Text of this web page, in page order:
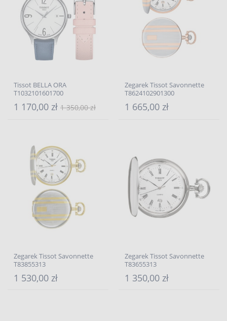
Tissot BELLA ORA
T1032101601700
1 170,00 zł 1 350,00 zł
Zegarek Tissot Savonnette
T8624102901300
1 665,00 zł
Zegarek Tissot Savonnette
T83855313
1 530,00 zł
Zegarek Tissot Savonnette
T83655313
1 350,00 zł